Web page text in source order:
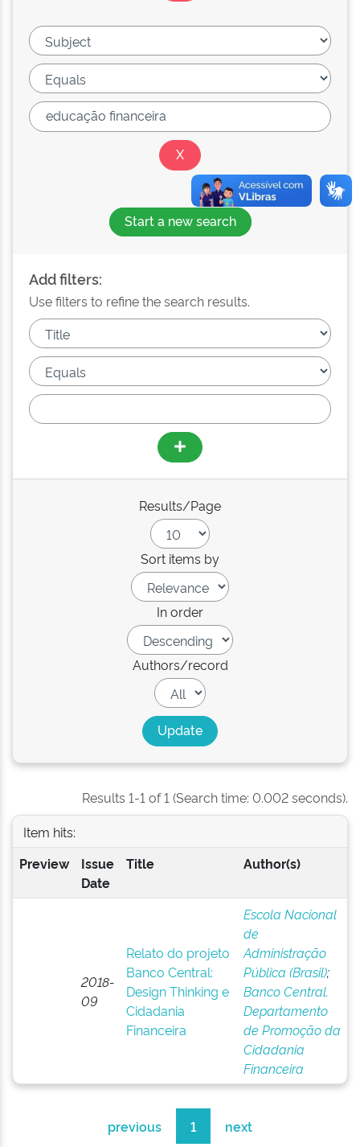
Start a new search
Add filters:
Use filters to refine the search results.
Results/Page
Sort items by
In order
Authors/record
Results 1-1 of 1 (Search time: 0.002 seconds).
Item hits:
Preview
Issue
Date
Title Author(s)
2018-
09
Relato do projeto
Banco Central:
Design Thinking e
Cidadania
Financeira
Escola Nacional
de
Administração
Pública (Brasil);
Banco Central.
Departamento
de Promoção da
Cidadania
Financeira
previous 1 next